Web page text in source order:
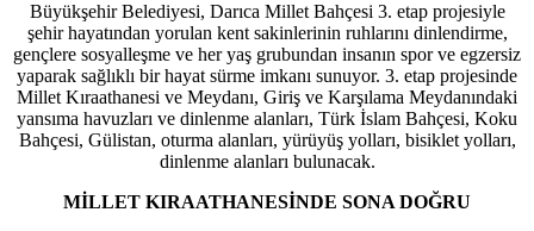
Büyükşehir Belediyesi, Darıca Millet Bahçesi 3. etap projesiyle
şehir hayatından yorulan kent sakinlerinin ruhlarını dinlendirme,
gençlere sosyalleşme ve her yaş grubundan insanın spor ve egzersiz
yaparak sağlıklı bir hayat sürme imkanı sunuyor. 3. etap projesinde
Millet Kıraathanesi ve Meydanı, Giriş ve Karşılama Meydanındaki
yansıma havuzları ve dinlenme alanları, Türk İslam Bahçesi, Koku
Bahçesi, Gülistan, oturma alanları, yürüyüş yolları, bisiklet yolları,
dinlenme alanları bulunacak.
MİLLET KIRAATHANESİNDE SONA DOĞRU